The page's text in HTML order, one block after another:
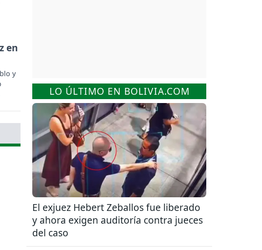
en
y
LO ÚLTIMO EN BOLIVIA.COM
El exjuez Hebert Zeballos fue liberado
y ahora exigen auditoría contra jueces
del caso